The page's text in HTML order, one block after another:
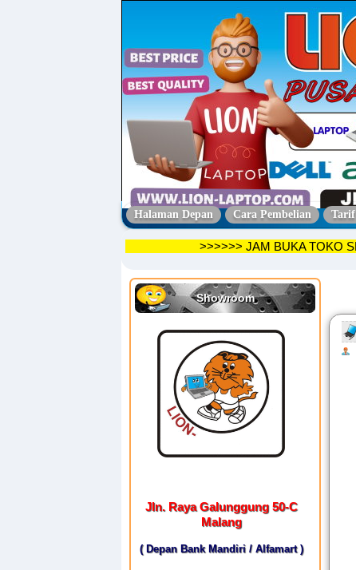
Halaman Depan Cara Pembelian
>>>>>> JAM BUKA
Showroom
Jln. Raya Galunggung 50-C
Malang
( Depan Bank Mandiri / Alfamart )